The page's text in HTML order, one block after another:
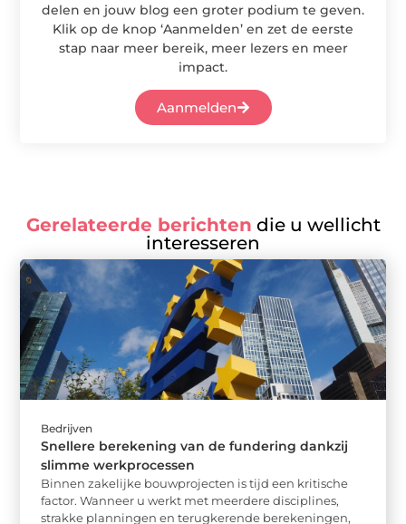
delen en jouw blog een groter podium te geven.
Klik op de knop ‘Aanmelden’ en zet de eerste
stap naar meer bereik, meer lezers en meer
impact.
Aanmelden
Gerelateerde berichten die u wellicht
interesseren
Bedrijven
Snellere berekening van de fundering dankzij
slimme werkprocessen
Binnen zakelijke bouwprojecten is tijd een kritische
factor. Wanneer u werkt met meerdere disciplines,
strakke planningen en terugkerende berekeningen,